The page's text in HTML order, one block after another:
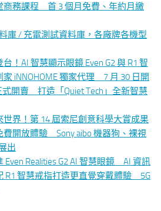
商務課程 首 3 個月免費、年約月繳
庫 / 充電測試資料庫，各廠牌各機型
台！AI 智慧顯示眼鏡 Even G2 與 R1 智
iNNOHOME 獨家代理 7 月 30 日開
式開賣 打造「Quiet Tech」全新智慧
界！第 14 屆索尼創意科學大賞成果
開放體驗 Sony aibo 機器狗、裸視
出
Even Realities G2 AI 智慧眼鏡 AI 資訊
智慧戒指打造更直覺穿戴體驗 5G